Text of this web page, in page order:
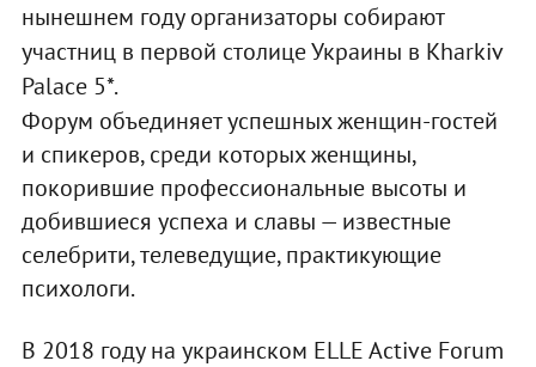
нынешнем году организаторы собирают
участниц в первой столице Украины в Kharkiv
Palace 5*.
Форум объединяет успешных женщин-гостей
и спикеров, среди которых женщины,
покорившие профессиональные высоты и
добившиеся успеха и славы — известные
селебрити, телеведущие, практикующие
психологи.
В 2018 году на украинском ELLE Active Forum